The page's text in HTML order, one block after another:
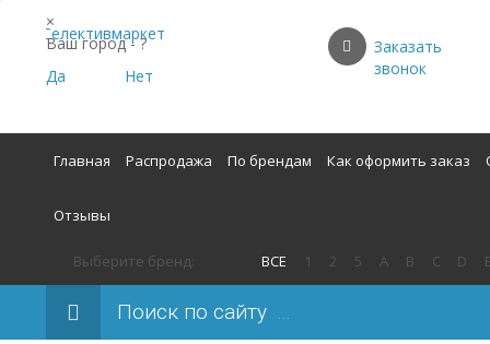
×
Ваш город -?
Да
Нет
Заказать
звонок
Главная Распродажа По брендам Как оформить заказ
Отзывы
Выберите бренд: ВСЕ 1 2 5 A B C D
Поиск по сайту